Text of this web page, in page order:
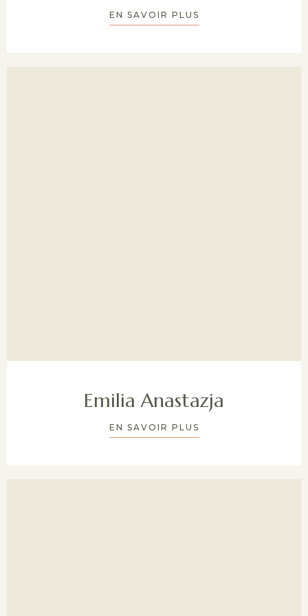
EN SAVOIR PLUS
Emilia Anastazja
EN SAVOIR PLUS